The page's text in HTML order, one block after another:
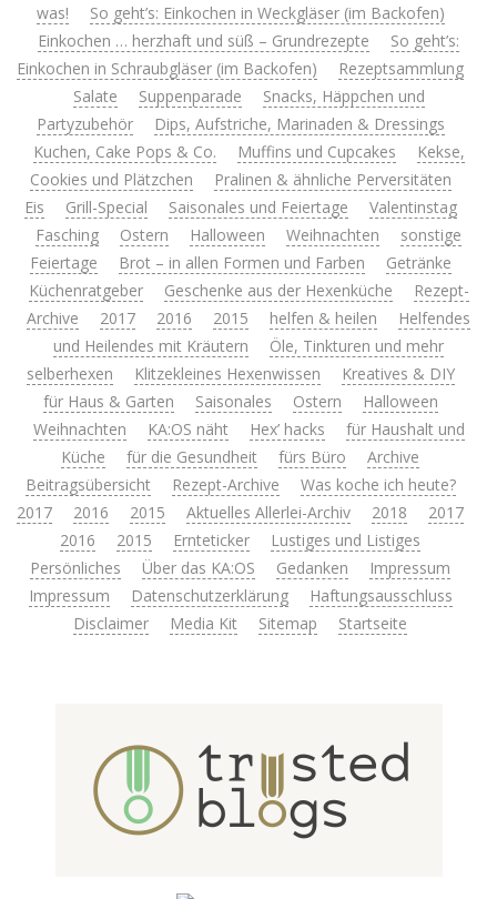
was!
So geht’s: Einkochen in Weckgläser (im Backofen)
Einkochen … herzhaft und süß – Grundrezepte
So geht’s:
Einkochen in Schraubgläser (im Backofen)
Rezeptsammlung
Salate
Suppenparade
Snacks, Häppchen und
Partyzubehör
Dips, Aufstriche, Marinaden & Dressings
Kuchen, Cake Pops & Co.
Muffins und Cupcakes
Kekse,
Cookies und Plätzchen
Pralinen & ähnliche Perversitäten
Eis
Grill-Special Saisonales und Feiertage
Valentinstag
Fasching
Ostern Halloween Weihnachten
sonstige
Feiertage
Brot – in allen Formen und Farben
Getränke
Küchenratgeber
Geschenke aus der Hexenküche
Rezept-
Archive
2017 2016 2015 helfen & heilen
Helfendes
und Heilendes mit Kräutern
Öle, Tinkturen und mehr
selberhexen
Klitzekleines Hexenwissen
Kreatives & DIY
für Haus & Garten
Saisonales Ostern
Halloween
Weihnachten
KA:OS näht Hex’ hacks
für Haushalt und
Küche
für die Gesundheit fürs Büro
Archive
Beitragsübersicht
Rezept-Archive
Was koche ich heute?
2017
2016 2015 Aktuelles Allerlei-Archiv 2018
2017
2016
2015 Ernteticker
Lustiges und Listiges
Persönliches
Über das KA:OS Gedanken
Impressum
Impressum
Datenschutzerklärung
Haftungsausschluss
Disclaimer
Media Kit Sitemap Startseite